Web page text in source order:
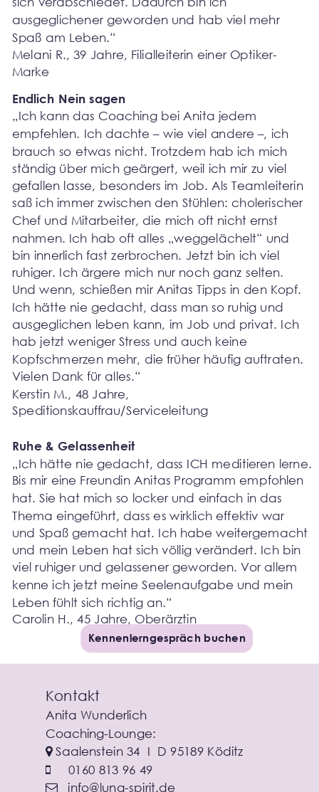
Kontakt
Anita Wunderlich
Coaching-Lounge:
 Saalenstein 34  I  D 95189 Köditz
 0160 813 96 49
 info@luna-spirit.de
ausgeglichener geworden und hab viel mehr
Spaß am Leben.“
Melani R., 39 Jahre, Filialleiterin einer Optiker-
Marke
Endlich Nein sagen
„Ich kann das Coaching bei Anita jedem
empfehlen. Ich dachte – wie viel andere –, ich
brauch so etwas nicht. Trotzdem hab ich mich
ständig über mich geärgert, weil ich mir zu viel
gefallen lasse, besonders im Job. Als Teamleiterin
saß ich immer zwischen den Stühlen: cholerischer
Chef und Mitarbeiter, die mich oft nicht ernst
nahmen. Ich hab oft alles „weggelächelt“ und
bin innerlich fast zerbrochen. Jetzt bin ich viel
ruhiger. Ich ärgere mich nur noch ganz selten.
Und wenn, schießen mir Anitas Tipps in den Kopf.
Ich hätte nie gedacht, dass man so ruhig und
ausgeglichen leben kann, im Job und privat. Ich
hab jetzt weniger Stress und auch keine
Kopfschmerzen mehr, die früher häufig auftraten.
Vielen Dank für alles.“
Kerstin M., 48 Jahre,
Speditionskauffrau/Serviceleitung
Ruhe & Gelassenheit
„Ich hätte nie gedacht, dass ICH meditieren lerne.
Bis mir eine Freundin Anitas Programm empfohlen
hat. Sie hat mich so locker und einfach in das
Thema eingeführt, dass es wirklich effektiv war
und Spaß gemacht hat. Ich habe weitergemacht
und mein Leben hat sich völlig verändert. Ich bin
viel ruhiger und gelassener geworden. Vor allem
kenne ich jetzt meine Seelenaufgabe und mein
Leben fühlt sich richtig an.“
Carolin H., 45 Jahre, Oberärztin
Kennenlerngespräch buchen